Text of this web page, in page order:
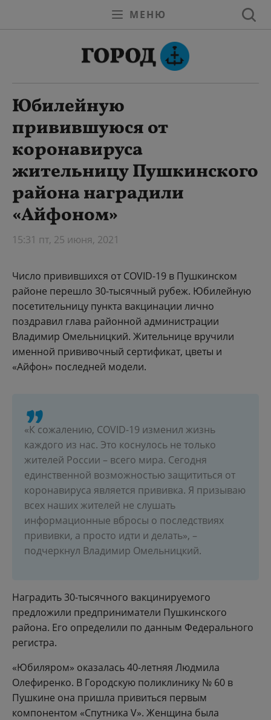
МЕНЮ
Юбилейную
привившуюся от
коронавируса
жительницу Пушкинского
района наградили
«Айфоном»
15:31 пт, 25 июня, 2021
Число привившихся от COVID-19 в Пушкинском
районе перешло 30-тысячный рубеж. Юбилейную
посетительницу пункта вакцинации лично
поздравил глава районной администрации
Владимир Омельницкий. Жительнице вручили
именной прививочный сертификат, цветы и
«Айфон» последней модели.
«К сожалению, COVID-19 изменил жизнь
каждого из нас. Это коснулось не только
жителей России – всего мира. Сегодня
единственной возможностью защититься от
коронавируса является прививка. Я призываю
всех наших жителей не слушать
информационные вбросы о последствиях
прививки, а просто идти и делать», –
подчеркнул Владимир Омельницкий.
Наградить 30-тысячного вакцинируемого
предложили предприниматели Пушкинского
района. Его определили по данным Федерального
регистра.
«Юбиляром» оказалась 40-летняя Людмила
Олефиренко. В Городскую поликлинику № 60 в
Пушкине она пришла привиться первым
компонентом «Спутника V». Женщина была